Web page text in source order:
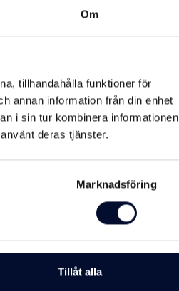
Om
tillhandahålla funktioner för
annan information från din enhet
i sin tur kombinera informationen
deras tjänster.
Marknadsföring
Tillåt alla